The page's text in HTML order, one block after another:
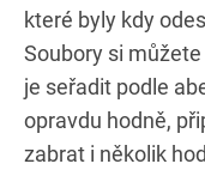
které byly kdy
Soubory si
je seřadit podle
opravdu hodně,
zabrat i několik